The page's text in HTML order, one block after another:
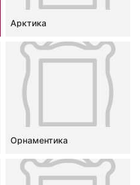
Арктика
Орнаментика